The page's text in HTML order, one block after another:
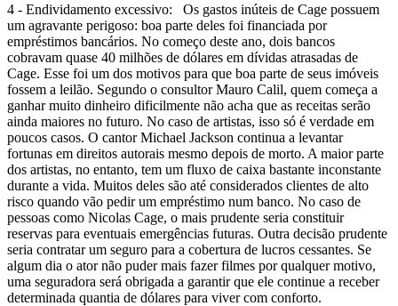
4 - Endividamento excessivo: Os gastos inúteis de Cage possuem
um agravante perigoso: boa parte deles foi financiada por
empréstimos bancários. No começo deste ano, dois bancos
cobravam quase 40 milhões de dólares em dívidas atrasadas de
Cage. Esse foi um dos motivos para que boa parte de seus imóveis
fossem a leilão. Segundo o consultor Mauro Calil, quem começa a
ganhar muito dinheiro dificilmente não acha que as receitas serão
ainda maiores no futuro. No caso de artistas, isso só é verdade em
poucos casos. O cantor Michael Jackson continua a levantar
fortunas em direitos autorais mesmo depois de morto. A maior parte
dos artistas, no entanto, tem um fluxo de caixa bastante inconstante
durante a vida. Muitos deles são até considerados clientes de alto
risco quando vão pedir um empréstimo num banco. No caso de
pessoas como Nicolas Cage, o mais prudente seria constituir
reservas para eventuais emergências futuras. Outra decisão prudente
seria contratar um seguro para a cobertura de lucros cessantes. Se
algum dia o ator não puder mais fazer filmes por qualquer motivo,
uma seguradora será obrigada a garantir que ele continue a receber
determinada quantia de dólares para viver com conforto.